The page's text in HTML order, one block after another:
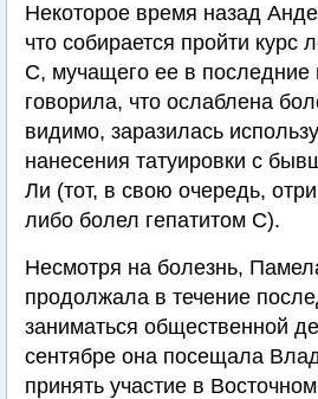
Некоторое время назад
что собирается пройти курс
С, мучащего ее в
говорила, что ослаблена
видимо, заразилась
нанесения татуировки с
Ли (тот, в свою очередь,
либо болел гепатитом С).
Несмотря на болезнь,
продолжала в течение
заниматься общественной
сентябре она посещала
принять участие в